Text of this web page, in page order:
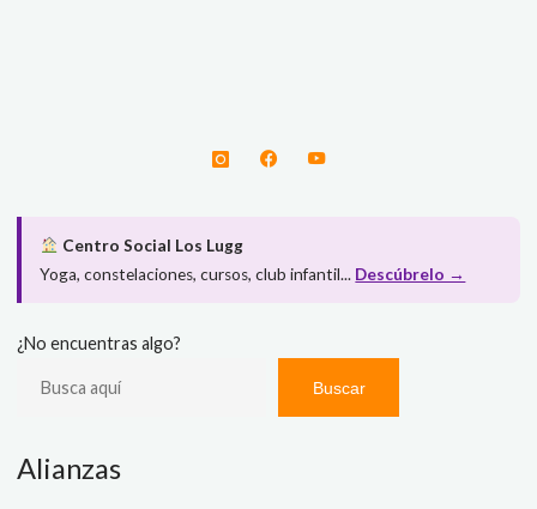
Centro Social Los Lugg
Yoga, constelaciones, cursos, club infantil... Descúbrelo →
¿No encuentras algo?
Buscar
Alianzas